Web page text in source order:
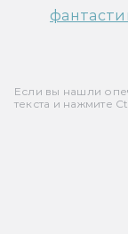
Если вы нашли
текста и нажмите